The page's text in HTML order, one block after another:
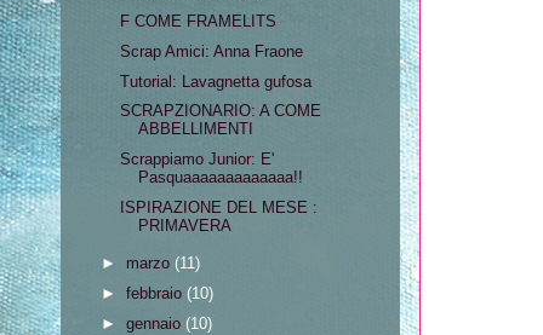
F COME FRAMELITS
Scrap Amici: Anna Fraone
Tutorial: Lavagnetta gufosa
SCRAPZIONARIO: A COME
ABBELLIMENTI
Scrappiamo Junior: E'
Pasquaaaaaaaaaaaaa!!
ISPIRAZIONE DEL MESE :
PRIMAVERA
► marzo (11)
► febbraio (10)
► gennaio (10)